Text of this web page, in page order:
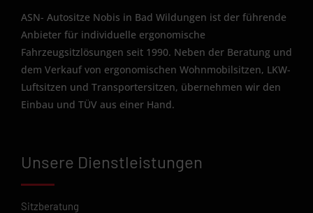
ASN- Autositze Nobis in Bad Wildungen ist der führende
Anbieter für individuelle ergonomische
Fahrzeugsitzlösungen seit 1990. Neben der Beratung und
dem Verkauf von ergonomischen Wohnmobilsitzen, LKW-
Luftsitzen und Transportersitzen, übernehmen wir den
Einbau und TÜV aus einer Hand.
Unsere Dienstleistungen
Sitzberatung